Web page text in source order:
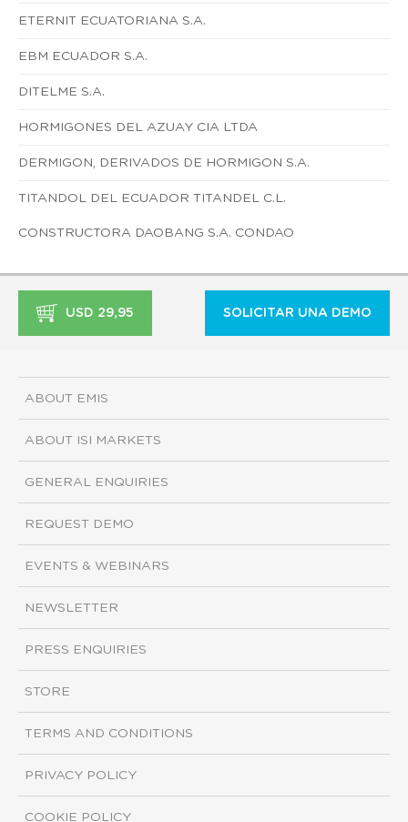
ETERNIT ECUATORIANA S.A.
EBM ECUADOR S.A.
DITELME S.A.
HORMIGONES DEL AZUAY CIA LTDA
DERMIGON, DERIVADOS DE HORMIGON S.A.
TITANDOL DEL ECUADOR TITANDEL C.L.
CONSTRUCTORA DAOBANG S.A. CONDAO
USD 29,95 SOLICITAR UNA DEMO
ABOUT EMIS
ABOUT ISI MARKETS
GENERAL ENQUIRIES
REQUEST DEMO
EVENTS & WEBINARS
NEWSLETTER
PRESS ENQUIRIES
STORE
TERMS AND CONDITIONS
PRIVACY POLICY
COOKIE POLICY